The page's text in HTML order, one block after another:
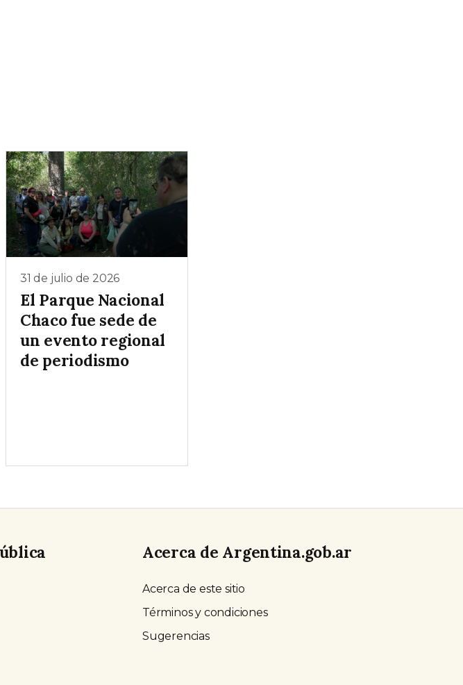
31 de julio de 2026
El Parque Nacional
Chaco fue sede de
un evento regional
de periodismo
Acerca de Argentina.gob.ar
Acerca de este sitio
Términos y condiciones
Sugerencias